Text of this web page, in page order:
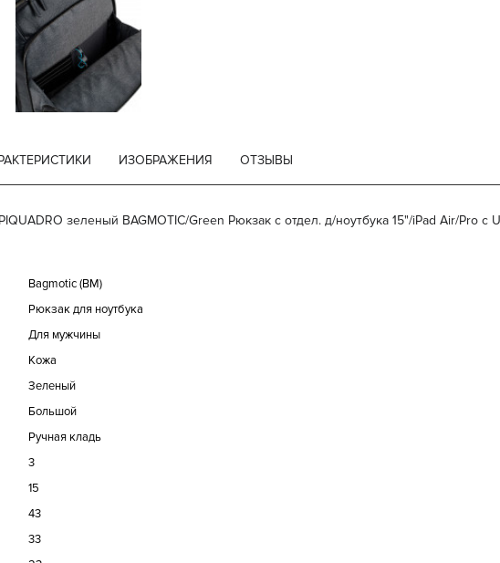
ИЗОБРАЖЕНИЯ ОТЗЫВЫ
зеленый BAGMOTIC/Green Рюкзак с отдел. д/ноутбука 15"/iPad Air/Pro с
Bagmotic (BM)
Рюкзак для ноутбука
Для мужчины
Кожа
Зеленый
Большой
Ручная кладь
3
15
43
33